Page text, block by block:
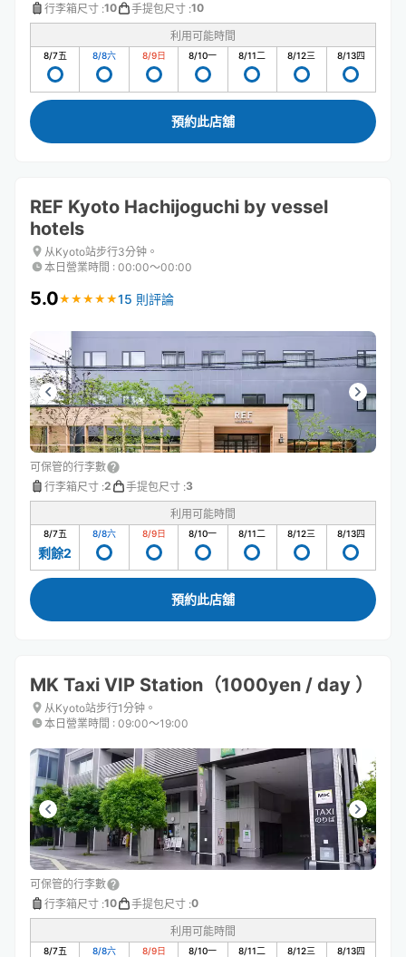
行李箱尺寸 :10 手提包尺寸 :10
利用可能時間
8/7五 8/8六 8/9日 8/10一 8/11二 8/12三 8/13四
預約此店舖
REF Kyoto Hachijoguchi by vessel
hotels
从Kyoto站步行3分钟。
本日營業時間 : 00:00〜00:00
5.0★ ★ ★ ★ ★
★ ★ ★ ★ ★15 則評論
可保管的行李數
行李箱尺寸 :2 手提包尺寸 :3
利用可能時間
8/7五
剩餘2
8/8六 8/9日 8/10一 8/11二 8/12三 8/13四
預約此店舖
MK Taxi VIP Station（1000yen / day ）
从Kyoto站步行1分钟。
本日營業時間 : 09:00〜19:00
可保管的行李數
行李箱尺寸 :10 手提包尺寸 :0
利用可能時間
8/7五 8/8六 8/9日 8/10一 8/11二 8/12三 8/13四